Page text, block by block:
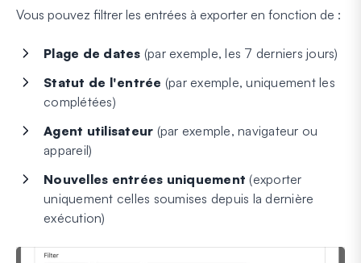
Vous pouvez filtrer les entrées à exporter en fonction de :
Plage de dates (par exemple, les 7 derniers jours)
Statut de l'entrée (par exemple, uniquement les
complétées)
Agent utilisateur (par exemple, navigateur ou
appareil)
Nouvelles entrées uniquement (exporter
uniquement celles soumises depuis la dernière
exécution)